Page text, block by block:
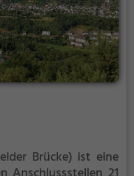
Brücke) ist eine